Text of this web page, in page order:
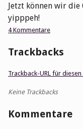
Jetzt können wir
yipppeh!
4 Kommentare
Trackbacks
Trackback-URL für diesen
Keine Trackbacks
Kommentare